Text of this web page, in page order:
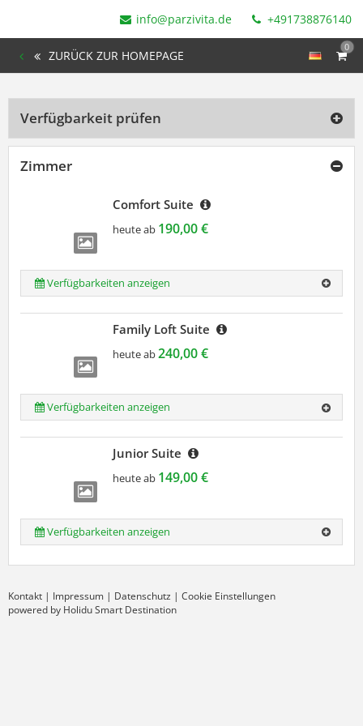
info@parzivita.de +491738876140
0
ZURÜCK ZUR HOMEPAGE
Verfügbarkeit prüfen
Zimmer
Comfort Suite
heute ab 190,00 €
Verfügbarkeiten anzeigen
Family Loft Suite
heute ab240,00 €
Verfügbarkeiten anzeigen
Junior Suite
heute ab 149,00 €
Verfügbarkeiten anzeigen
Kontakt | Impressum | Datenschutz | Cookie Einstellungen
powered by Holidu Smart Destination